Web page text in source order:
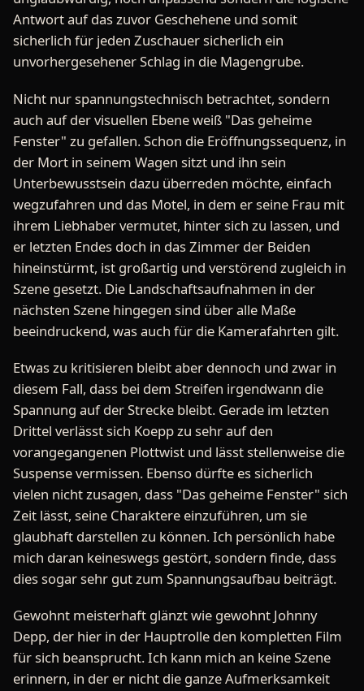
Antwort auf das zuvor Geschehene und somit
sicherlich für jeden Zuschauer sicherlich ein
unvorhergesehener Schlag in die Magengrube.
Nicht nur spannungstechnisch betrachtet, sondern
auch auf der visuellen Ebene weiß "Das geheime
Fenster" zu gefallen. Schon die Eröffnungssequenz, in
der Mort in seinem Wagen sitzt und ihn sein
Unterbewusstsein dazu überreden möchte, einfach
wegzufahren und das Motel, in dem er seine Frau mit
ihrem Liebhaber vermutet, hinter sich zu lassen, und
er letzten Endes doch in das Zimmer der Beiden
hineinstürmt, ist großartig und verstörend zugleich in
Szene gesetzt. Die Landschaftsaufnahmen in der
nächsten Szene hingegen sind über alle Maße
beeindruckend, was auch für die Kamerafahrten gilt.
Etwas zu kritisieren bleibt aber dennoch und zwar in
diesem Fall, dass bei dem Streifen irgendwann die
Spannung auf der Strecke bleibt. Gerade im letzten
Drittel verlässt sich Koepp zu sehr auf den
vorangegangenen Plottwist und lässt stellenweise die
Suspense vermissen. Ebenso dürfte es sicherlich
vielen nicht zusagen, dass "Das geheime Fenster" sich
Zeit lässt, seine Charaktere einzuführen, um sie
glaubhaft darstellen zu können. Ich persönlich habe
mich daran keineswegs gestört, sondern finde, dass
dies sogar sehr gut zum Spannungsaufbau beiträgt.
Gewohnt meisterhaft glänzt wie gewohnt Johnny
Depp, der hier in der Hauptrolle den kompletten Film
für sich beansprucht. Ich kann mich an keine Szene
erinnern, in der er nicht die ganze Aufmerksamkeit